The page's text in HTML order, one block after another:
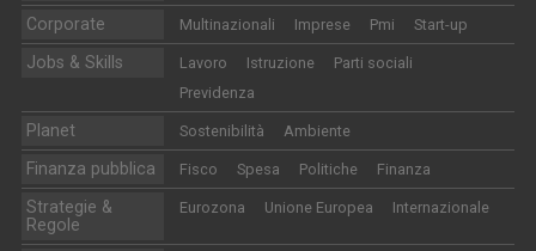
Corporate Multinazionali Imprese Pmi Start-up
Jobs & Skills Lavoro Istruzione
Parti sociali
Previdenza
Planet Sostenibilità Ambiente
Finanza pubblica Fisco Spesa Politiche Finanza
Strategie &
Regole
Eurozona Unione Europea Internazionale